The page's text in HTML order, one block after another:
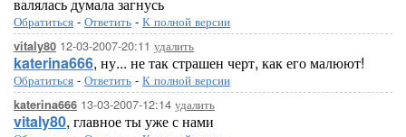
Обратиться - Ответить - К полной версии
vitaly80 12-03-2007-20:11 удалить
katerina666, ну... не так страшен черт, как его малюют!
Обратиться - Ответить - К полной версии
katerina666 13-03-2007-12:14 удалить
vitaly80, главное ты уже с нами